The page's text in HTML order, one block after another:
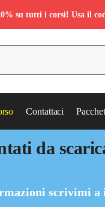
Contattaci
da
scrivimi a
su tutti i corsi! Usa il